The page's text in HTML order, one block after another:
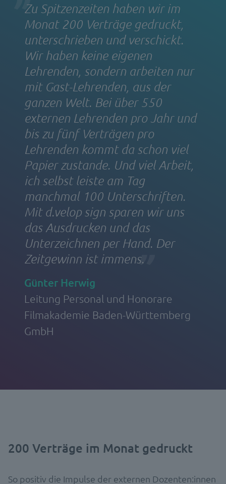
Zu Spitzenzeiten haben wir im
Monat 200 Verträge gedruckt,
unterschrieben und verschickt.
Wir haben keine eigenen
Lehrenden, sondern arbeiten nur
mit Gast-Lehrenden, aus der
ganzen Welt. Bei über 550
externen Lehrenden pro Jahr und
bis zu fünf Verträgen pro
Lehrenden kommt da schon viel
Papier zustande. Und viel Arbeit,
ich selbst leiste am Tag
manchmal 100 Unterschriften.
Mit d.velop sign sparen wir uns
das Ausdrucken und das
Unterzeichnen per Hand. Der
Zeitgewinn ist immens.
Günter Herwig
Leitung Personal und Honorare
Filmakademie Baden-Württemberg
GmbH
200 Verträge im Monat gedruckt
So positiv die Impulse der externen Dozenten:innen